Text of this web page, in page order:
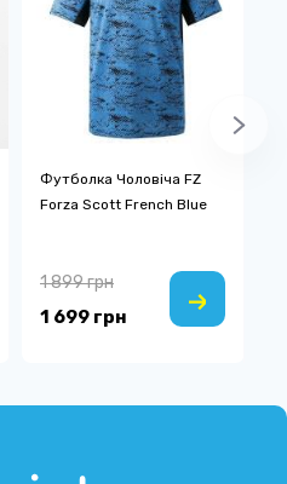
Футболка Чоловіча FZ
Forza Scott French Blue
1 699 грн
1 899 грн